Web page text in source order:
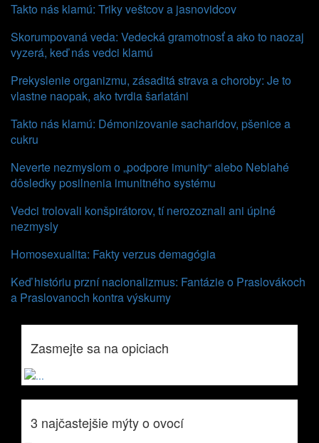
Takto nás klamú: Triky veštcov a jasnovidcov
Skorumpovaná veda: Vedecká gramotnosť a ako to naozaj
vyzerá, keď nás vedci klamú
Prekyslenie organizmu, zásaditá strava a choroby: Je to
vlastne naopak, ako tvrdia šarlatáni
Takto nás klamú: Démonizovanie sacharidov, pšenice a
cukru
Neverte nezmyslom o „podpore imunity“ alebo Neblahé
dôsledky posilnenia imunitného systému
Vedci trolovali konšpirátorov, tí nerozoznali ani úplné
nezmysly
Homosexualita: Fakty verzus demagógia
Keď históriu przní nacionalizmus: Fantázie o Praslovákoch
a Praslovanoch kontra výskumy
Zasmejte sa na opiciach
3 najčastejšie mýty o ovocí